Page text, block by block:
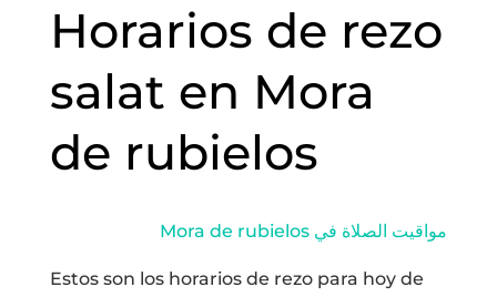
Horarios de rezo
salat en Mora
de rubielos
Mora de rubielos مواقيت الصلاة في
Estos son los horarios de rezo para hoy de